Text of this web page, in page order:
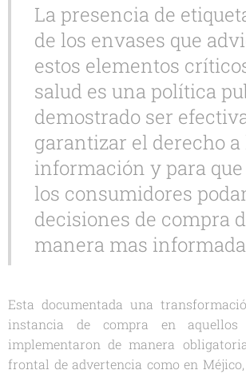
La presencia de
de los envases que
estos elementos
salud es una política
demostrado ser
garantizar el derecho a
información y para
los consumidores
decisiones de compra
manera mas
Esta documentada una
instancia de compra en
implementaron de manera
frontal de advertencia como en